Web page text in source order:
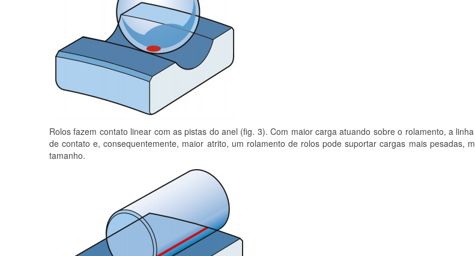
Rolos fazem contato linear com as pistas do anel (fig. 3). Com maior carga atuando sobre o rolamento, a
de contato e, consequentemente, maior atrito, um rolamento de rolos pode suportar cargas mais pesadas,
tamanho.